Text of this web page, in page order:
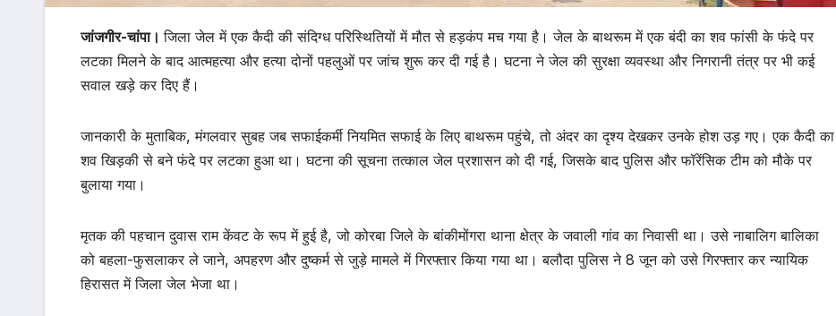
जांजगीर-चांपा।जिला जेल में एक कैदी की संदिग्ध परिस्थितियों में मौत से हड़कंप मच गया है। जेल के बाथरूम में एक बंदी का शव फांसी के फंदे पर
लटका मिलने के बाद आत्महत्या और हत्या दोनों पहलुओं पर जांच शुरू कर दी गई है। घटना ने जेल की सुरक्षा व्यवस्था और निगरानी तंत्र पर भी कई
सवाल खड़े कर दिए हैं।
जानकारी के मुताबिक, मंगलवार सुबह जब सफाईकर्मी नियमित सफाई के लिए बाथरूम पहुंचे, तो अंदर का दृश्य देखकर उनके होश उड़ गए। एक कैदी का
शव खिड़की से बने फंदे पर लटका हुआ था। घटना की सूचना तत्काल जेल प्रशासन को दी गई, जिसके बाद पुलिस और फॉरेंसिक टीम को मौके पर
बुलाया गया।
मृतक की पहचान दुवास राम केंवट के रूप में हुई है, जो कोरबा जिले के बांकीमोंगरा थाना क्षेत्र के जवाली गांव का निवासी था। उसे नाबालिग बालिका
को बहला-फुसलाकर ले जाने, अपहरण और दुष्कर्म से जुड़े मामले में गिरफ्तार किया गया था। बलौदा पुलिस ने 8 जून को उसे गिरफ्तार कर न्यायिक
हिरासत में जिला जेल भेजा था।